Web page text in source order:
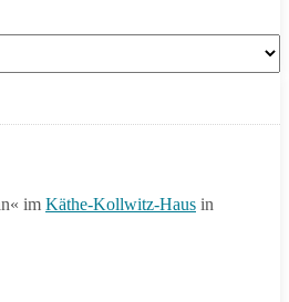
im Käthe-Kollwitz-Haus in